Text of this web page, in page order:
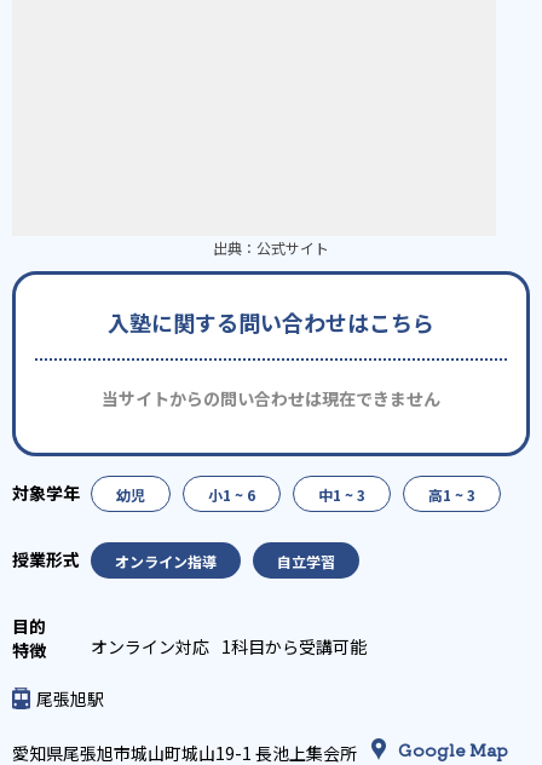
出典： 公式サイト
入塾に関する問い合わせはこちら
当サイトからの問い合わせは現在できません
幼児 小1 ~ 6 中1 ~ 3 高1 ~ 3
オンライン指導 自立学習
オンライン対応 1科目から受講可能
尾張旭駅
愛知県尾張旭市城山町城山19-1 長池上集会所 Google Map